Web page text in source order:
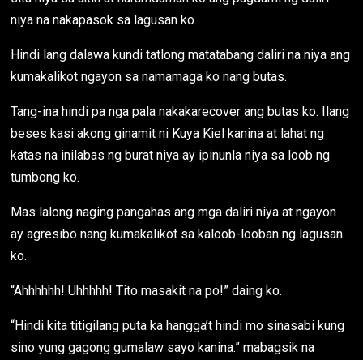
niya na nakapasok sa lagusan ko.
Hindi lang dalawa kundi tatlong matatabang daliri na niya ang
kumakalikot ngayon sa namamaga ko nang butas.
Tang-ina hindi pa nga pala nakakarecover ang butas ko. Ilang
beses kasi akong ginamit ni Kuya Kiel kanina at lahat ng
katas na inilabas ng burat niya ay ipinunla niya sa loob ng
tumbong ko.
Mas lalong naging pangahas ang mga daliri niya at ngayon
ay agresibo nang kumakalikot sa kaloob-looban ng lagusan
ko.
“Ahhhhhh! Uhhhhh! Tito masakit na po!” daing ko.
“Hindi kita titigilang puta ka hangga’t hindi mo sinasabi kung
sino yung gagong gumalaw sayo kanina.” mabagsik na